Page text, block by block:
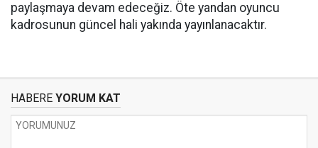
paylaşmaya devam edeceğiz. Öte yandan oyuncu
kadrosunun güncel hali yakında yayınlanacaktır.
HABERE YORUM KAT